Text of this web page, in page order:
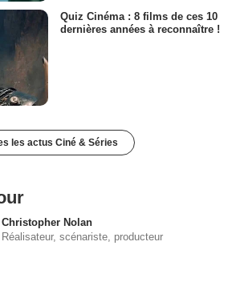
Quiz Cinéma : 8 films de ces 10
dernières années à reconnaître !
les actus Ciné & Séries
Christopher Nolan
Réalisateur, scénariste, producteur